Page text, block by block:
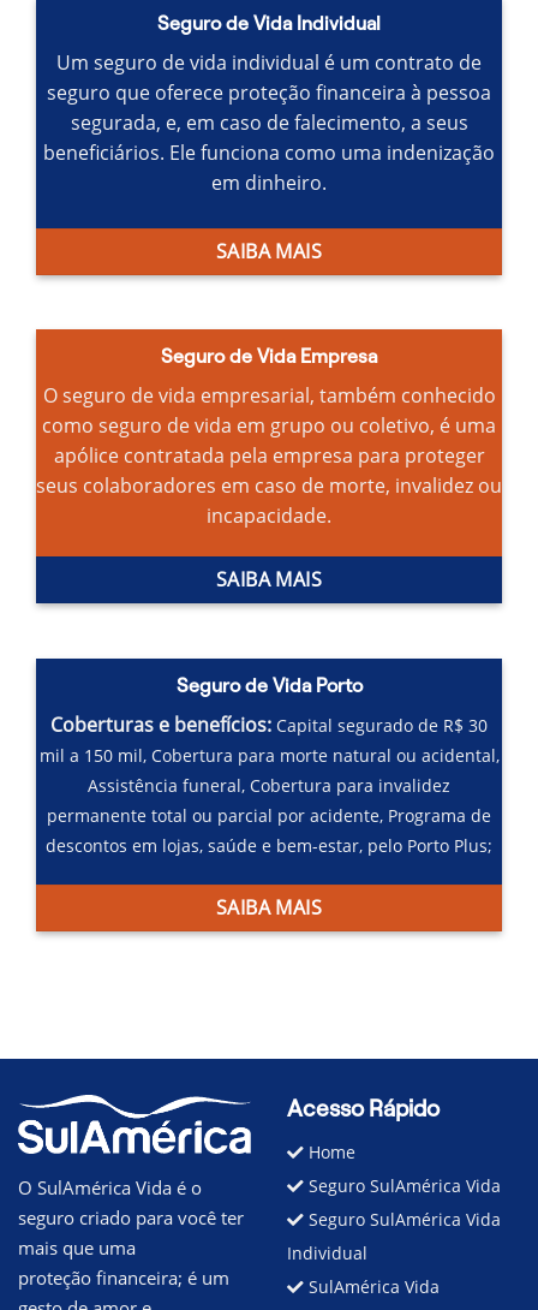
Seguro de Vida Individual
Um seguro de vida individual é um contrato de
seguro que oferece proteção financeira à pessoa
segurada, e, em caso de falecimento, a seus
beneficiários. Ele funciona como uma indenização
em dinheiro.
SAIBA MAIS
Seguro de Vida Empresa
O seguro de vida empresarial, também conhecido
como seguro de vida em grupo ou coletivo, é uma
apólice contratada pela empresa para proteger
seus colaboradores em caso de morte, invalidez ou
incapacidade.
SAIBA MAIS
Seguro de Vida Porto
Coberturas e benefícios: Capital segurado de R$ 30
mil a 150 mil, Cobertura para morte natural ou acidental,
Assistência funeral,Cobertura para invalidez
permanente total ou parcial por acidente, Programa de
descontos em lojas, saúde e bem-estar, pelo Porto Plus;
SAIBA MAIS
O SulAmérica Vida é o
seguro criado para você ter
mais que uma
proteção financeira; é um
Acesso Rápido
Home
Seguro SulAmérica Vida
Seguro SulAmérica Vida
Individual
SulAmérica Vida